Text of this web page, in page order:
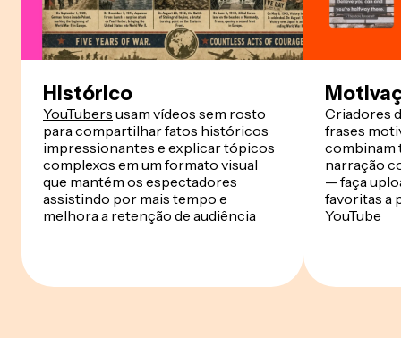
Histórico
YouTubers usam vídeos sem rosto
para compartilhar fatos históricos
impressionantes e explicar tópicos
complexos em um formato visual
que mantém os espectadores
assistindo por mais tempo e
melhora a retenção de audiência
Criadores
frases
combinam
narração
— faça
favoritas a
YouTube